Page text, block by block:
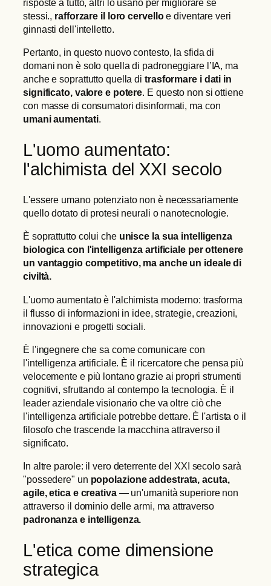
risposte a tutto, altri lo usano per migliorare se
stessi., rafforzare il loro cervelloe diventare veri
ginnasti dell'intelletto.
Pertanto, in questo nuovo contesto, la sfida di
domani non è solo quella di padroneggiare l’IA, ma
anche e soprattutto quella di trasformare i dati in
significato, valore e potere. E questo non si ottiene
con masse di consumatori disinformati, ma con
umani aumentati.
L'uomo aumentato:
l'alchimista del XXI secolo
L'essere umano potenziato non è necessariamente
quello dotato di protesi neurali o nanotecnologie.
È soprattutto colui che unisce la sua intelligenza
biologica con l'intelligenza artificiale per ottenere
un vantaggio competitivo, ma anche un ideale di
civiltà.
L'uomo aumentato è l'alchimista moderno: trasforma
il flusso di informazioni in idee, strategie, creazioni,
innovazioni e progetti sociali.
È l'ingegnere che sa come comunicare con
l'intelligenza artificiale. È il ricercatore che pensa più
velocemente e più lontano grazie ai propri strumenti
cognitivi, sfruttando al contempo la tecnologia. È il
leader aziendale visionario che va oltre ciò che
l'intelligenza artificiale potrebbe dettare. È l'artista o il
filosofo che trascende la macchina attraverso il
significato.
In altre parole: il vero deterrente del XXI secolo sarà
"possedere" un popolazione addestrata, acuta,
agile, etica e creativa— un'umanità superiore non
attraverso il dominio delle armi, ma attraverso
padronanza e intelligenza.
L'etica come dimensione
strategica